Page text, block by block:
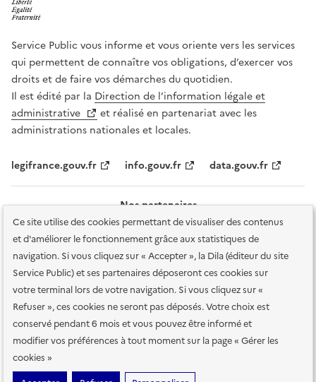
Ce site utilise des cookies permettant de visualiser des contenus
et d'améliorer le fonctionnement grâce aux statistiques de
navigation. Si vous cliquez sur « Accepter », la Dila (éditeur du site
Service Public) et ses partenaires déposeront ces cookies sur
votre terminal lors de votre navigation. Si vous cliquez sur «
Refuser », ces cookies ne seront pas déposés. Votre choix est
conservé pendant 6 mois et vous pouvez être informé et
modifier vos préférences à tout moment sur la page « Gérer les
cookies »
Service Public vous informe et vous oriente vers les services
qui permettent de connaître vos obligations, d’exercer vos
droits et de faire vos démarches du quotidien.
Il est édité par la Direction de l’information légale et
administrative
et réalisé en partenariat avec les
administrations nationales et locales.
legifrance.gouv.fr info.gouv.fr data.gouv.fr
Nos partenaires
Plan du site Accessibilité : totalement conforme
Accessibilité des
services en ligne Mentions légales Données personnelles et sécurité
Conditions générales d'utilisation Gestion des cookies
Sauf mention contraire, tous les contenus de ce site sont sous